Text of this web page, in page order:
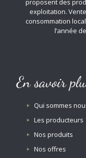
proposent des
exploitation.
consommation
l’année
En savoir
Qui sommes
Les producteurs
Nos produits
Nos offres